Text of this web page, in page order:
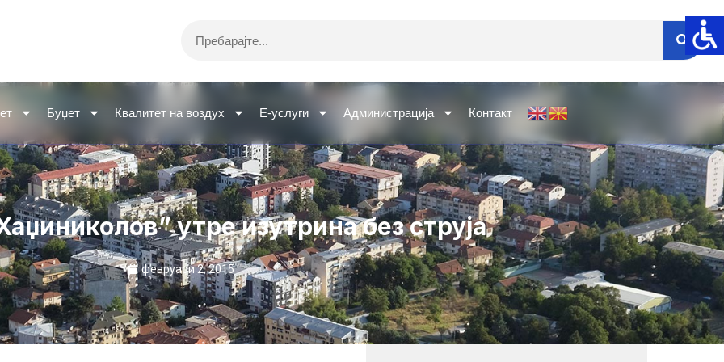
Буџет Квалитет на воздух Е-услуги Администрација Контакт
утре изутрина без струја
февруари 2, 2015